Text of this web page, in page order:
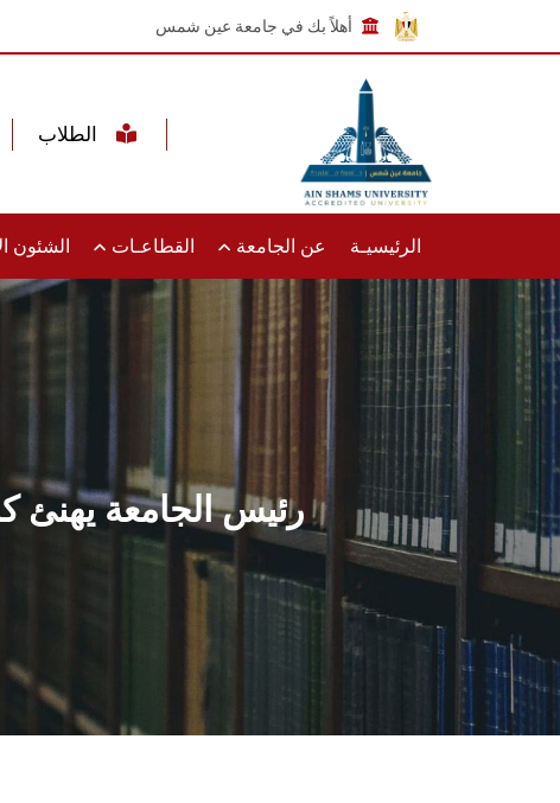
أهلاً بك في جامعة عين شمس
الرئيسيـة عن الجامعة القطاعـات الشئون
رئيس الجامعة يهنئ